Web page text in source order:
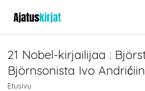
21 Nobel-kirjailijaa :
Björnsonista Ivo Andrićiin
Etusivu